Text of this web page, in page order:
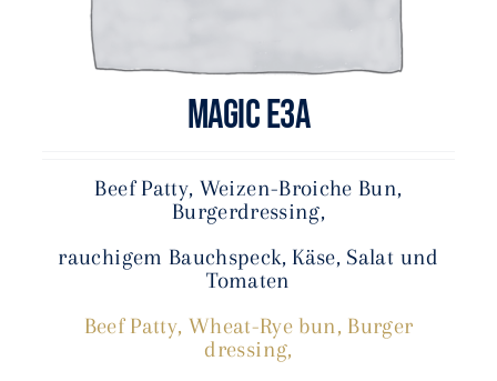
MAGIC E3A
Beef Patty, Weizen-Broiche Bun,
Burgerdressing,
rauchigem Bauchspeck, Käse, Salat und
Tomaten
Beef Patty, Wheat-Rye bun, Burger
dressing,